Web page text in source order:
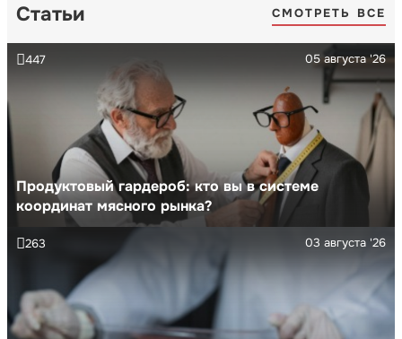
Статьи СМОТРЕТЬ ВСЕ
Продуктовый гардероб: кто вы в системе
координат мясного рынка?
05 августа '26
447
03 августа '26
263